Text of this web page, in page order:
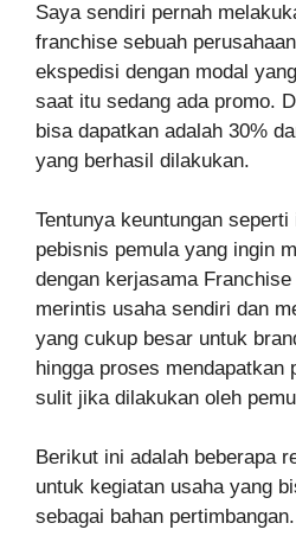
Saya sendiri pernah
franchise sebuah
ekspedisi dengan modal
saat itu sedang ada promo.
bisa dapatkan adalah 30%
yang berhasil dilakukan.
Tentunya keuntungan
pebisnis pemula yang ingin
dengan kerjasama
merintis usaha sendiri dan
yang cukup besar untuk
hingga proses mendapatkan
sulit jika dilakukan oleh
Berikut ini adalah beberapa
untuk kegiatan usaha yang
sebagai bahan pertimbangan.